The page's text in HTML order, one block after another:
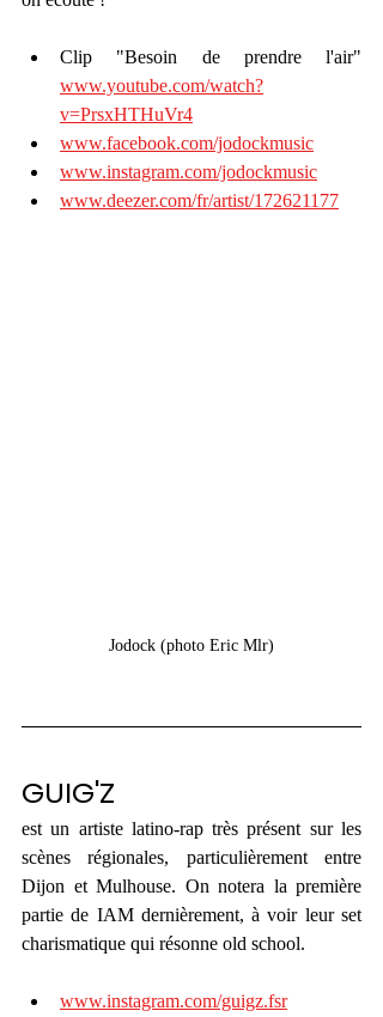
www.youtube.com/watch?
v=PrsxHTHuVr4
www.facebook.com/jodockmusic
www.instagram.com/jodockmusic
www.deezer.com/fr/artist/172621177
Jodock (photo Eric Mlr)
GUIG'Z
est un artiste latino-rap très présent sur les
scènes régionales, particulièrement entre
Dijon et Mulhouse. On notera la première
partie de IAM dernièrement, à voir leur set
charismatique qui résonne old school.
www.instagram.com/guigz.fsr